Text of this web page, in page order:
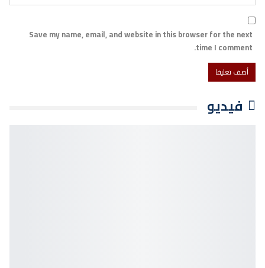
Save my name, email, and website in this browser for the next
time I comment.
فيديو